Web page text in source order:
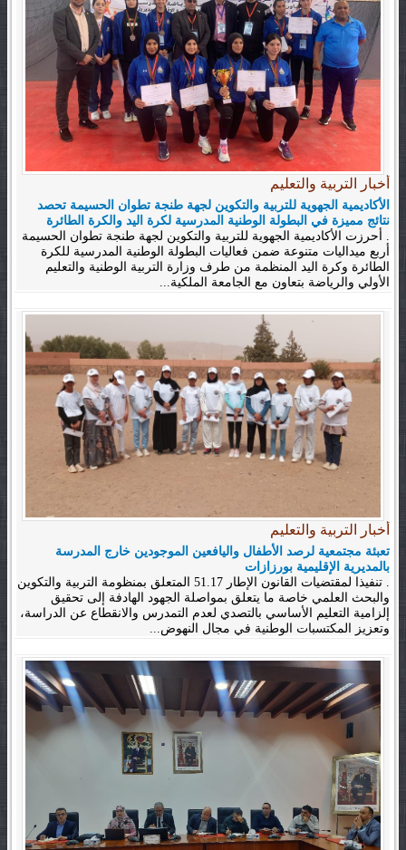
أخبار التربية والتعليم
الأكاديمية الجهوية للتربية والتكوين لجهة طنجة تطوان الحسيمة تحصد
نتائج مميزة في البطولة الوطنية المدرسية لكرة اليد والكرة الطائرة
. أحرزت الأكاديمية الجهوية للتربية والتكوين لجهة طنجة تطوان الحسيمة
أربع ميداليات متنوعة ضمن فعاليات البطولة الوطنية المدرسية للكرة
الطائرة وكرة اليد المنظمة من طرف وزارة التربية الوطنية والتعليم
الأولي والرياضة بتعاون مع الجامعة الملكية...
أخبار التربية والتعليم
تعبئة مجتمعية لرصد الأطفال واليافعين الموجودين خارج المدرسة
بالمديرية الإقليمية بورزازات
. تنفيذا لمقتضيات القانون الإطار 51.17 المتعلق بمنظومة التربية والتكوين
والبحث العلمي خاصة ما يتعلق بمواصلة الجهود الهادفة إلى تحقيق
إلزامية التعليم الأساسي بالتصدي لعدم التمدرس والانقطاع عن الدراسة،
وتعزيز المكتسبات الوطنية في مجال النهوض...